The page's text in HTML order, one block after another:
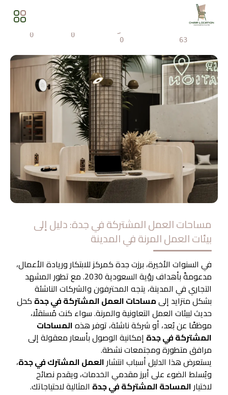
63
0
0
0
مساحات العمل المشتركة في جدة: دليل إلى
بيئات العمل المرنة في المدينة
في السنوات الأخيرة، برزت جدة كمركز للابتكار وريادة الأعمال،
مدعومةً بأهداف رؤية السعودية 2030. مع تطور المشهد
التجاري في المدينة، يتجه المحترفون والشركات الناشئة
بشكل متزايد إلىمساحات العمل المشتركة في جدة كحل
حديث لبيئات العمل التعاونية والمرنة. سواء كنت مُستقلًا،
موظفًا عن بُعد، أو شركة ناشئة، توفر هذهالمساحات
المشتركة في جدة إمكانية الوصول بأسعار معقولة إلى
مرافق متطورة ومجتمعات نشطة.
يستعرض هذا الدليل أسباب انتشارالعمل المشترك في جدة،
ويُسلط الضوء على أبرز مقدمي الخدمات، ويقدم نصائح
لاختيارالمساحة المشتركة في جدة المثالية لاحتياجاتك.